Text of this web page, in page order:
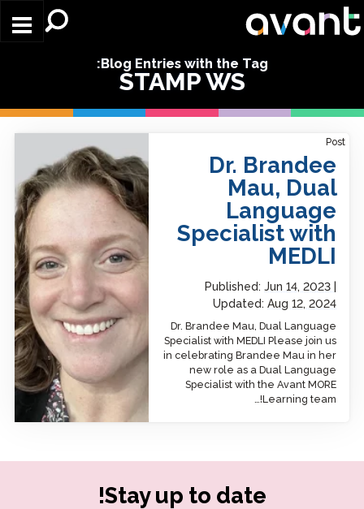
Skip to main content
Blog Entries with the Tag:
STAMP WS
Post
Dr. Brandee
Mau, Dual
Language
Specialist with
MEDLI
Published:Jun 14, 2023
Updated:Aug 12, 2024
Dr. Brandee Mau, Dual Language
Specialist with MEDLI Please join us
in celebrating Brandee Mau in her
new role as a Dual Language
Specialist with the Avant MORE
Learning team!…
Dr. Brandee Mau, Dual
MEDLI
Stay up to date!